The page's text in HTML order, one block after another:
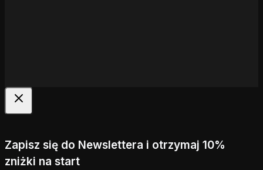
Zapisz się do Newslettera i otrzymaj 10%
zniżki na start